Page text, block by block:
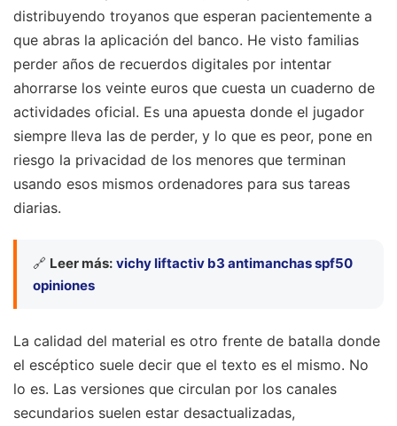
distribuyendo troyanos que esperan pacientemente a
que abras la aplicación del banco. He visto familias
perder años de recuerdos digitales por intentar
ahorrarse los veinte euros que cuesta un cuaderno de
actividades oficial. Es una apuesta donde el jugador
siempre lleva las de perder, y lo que es peor, pone en
riesgo la privacidad de los menores que terminan
usando esos mismos ordenadores para sus tareas
diarias.
🔗 Leer más: vichy liftactiv b3 antimanchas spf50
opiniones
La calidad del material es otro frente de batalla donde
el escéptico suele decir que el texto es el mismo. No
lo es. Las versiones que circulan por los canales
secundarios suelen estar desactualizadas,